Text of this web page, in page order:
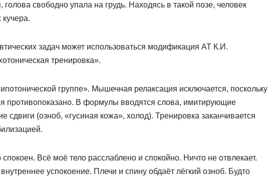
свободно упала на грудь. Находясь в такой позе, человек
задач может использоваться модификация АТ К.И.
тренировка».
группе». Мышечная релаксация исключается, поскольку
противопоказано. В формулы вводятся слова, имитирующие
(озноб, «гусиная кожа», холод). Тренировка заканчивается
Всё моё тело расслаблено и спокойно. Ничто не отвлекает.
успокоение. Плечи и спину обдаёт лёгкий озноб. Будто